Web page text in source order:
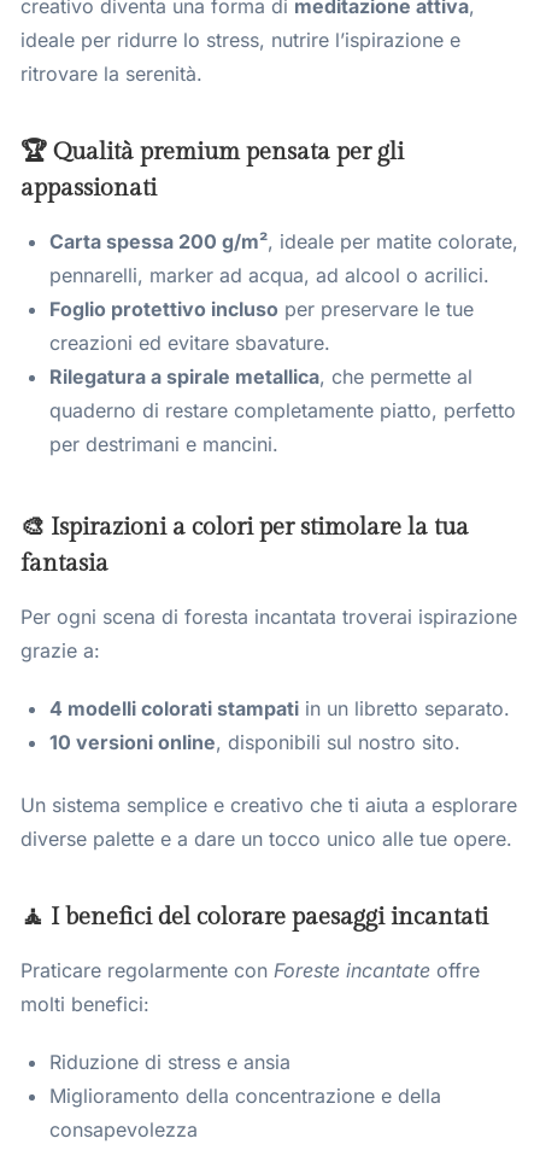
creativo diventa una forma di meditazione attiva,
ideale per ridurre lo stress, nutrire l’ispirazione e
ritrovare la serenità.
🏆 Qualità premium pensata per gli
appassionati
Carta spessa 200 g/m², ideale per matite colorate,
pennarelli, marker ad acqua, ad alcool o acrilici.
Foglio protettivo incluso per preservare le tue
creazioni ed evitare sbavature.
Rilegatura a spirale metallica, che permette al
quaderno di restare completamente piatto, perfetto
per destrimani e mancini.
🎨 Ispirazioni a colori per stimolare la tua
fantasia
Per ogni scena di foresta incantata troverai ispirazione
grazie a:
4 modelli colorati stampati in un libretto separato.
10 versioni online, disponibili sul nostro sito.
Un sistema semplice e creativo che ti aiuta a esplorare
diverse palette e a dare un tocco unico alle tue opere.
🧘 I benefici del colorare paesaggi incantati
Praticare regolarmente con Foreste incantate offre
molti benefici:
Riduzione di stress e ansia
Miglioramento della concentrazione e della
consapevolezza